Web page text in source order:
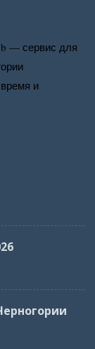
— сервис для
и